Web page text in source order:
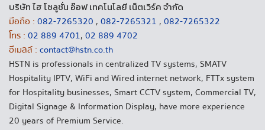
บริษัท ไฮ โซลูชั่น อ๊อฟ เทคโนโลยี เน็ตเวิร์ค จำกัด
มือถือ : 082-7265320 , 082-7265321 , 082-7265322
โทร : 02 889 4701, 02 889 4702
อีเมลล์ : contact@hstn.co.th
HSTN is professionals in centralized TV systems, SMATV
Hospitality IPTV, WiFi and Wired internet network, FTTx system
for Hospitality businesses, Smart CCTV system, Commercial TV,
Digital Signage & Information Display, have more experience
20 years of Premium Service.